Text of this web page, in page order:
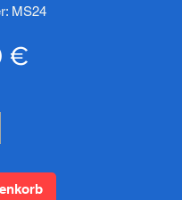
MS24
€